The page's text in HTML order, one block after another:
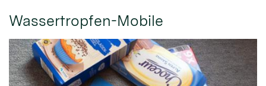
Wassertropfen-Mobile